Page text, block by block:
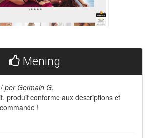
Mening
per Germain G.
produit conforme aux descriptions et
!